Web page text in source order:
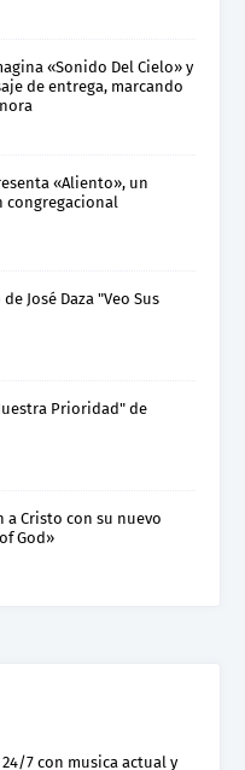
«Sonido Del Cielo» y
de entrega, marcando
«Aliento», un
congregacional
José Daza "Veo Sus
Prioridad" de
a Cristo con su nuevo
God»
7 con musica actual y